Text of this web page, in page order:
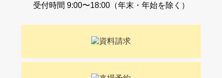
受付時間 9:00〜18:00（年末・年始を除く）